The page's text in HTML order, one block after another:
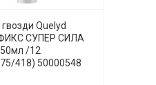
Quelyd
СУПЕР СИЛА
/12
418) 50000548